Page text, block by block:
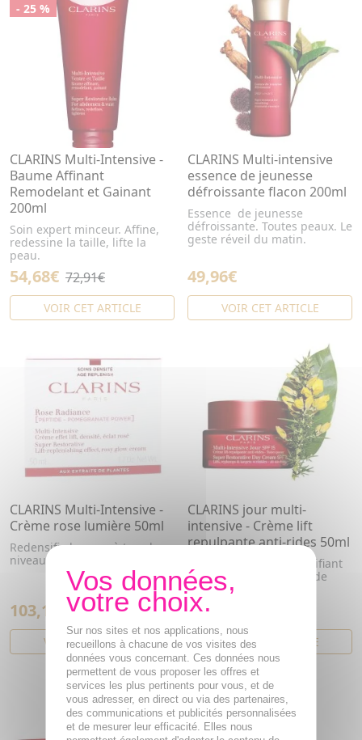
- 25 %
CLARINS Multi-Intensive -
Baume Affinant
Remodelant et Gainant
200ml
Soin expert minceur. Affine,
redessine la taille, lifte la
peau.
54,68€ 72,91€
VOIR CET ARTICLE
CLARINS Multi-intensive
essence de jeunesse
défroissante flacon 200ml
Essence de jeunesse
défroissante. Toutes peaux. Le
geste réveil du matin.
49,96€
VOIR CET ARTICLE
CLARINS Multi-Intensive -
Crème rose lumière 50ml
Redensifie la peau à tous les
niveaux
103,15€
VOIR CET ARTICLE
CLARINS jour multi-
intensive - Crème lift
repulpante anti-rides 50ml
Le soin anti-âge redensifiant
intensif pour rayonner de
beauté
103,15€
VOIR CET ARTICLE
Sur nos sites et nos applications, nous
recueillons à chacune de vos visites des
données vous concernant. Ces données nous
permettent de vous proposer les offres et
services les plus pertinents pour vous, et de
vous adresser, en direct ou via des partenaires,
des communications et publicités personnalisées
et de mesurer leur efficacité. Elles nous